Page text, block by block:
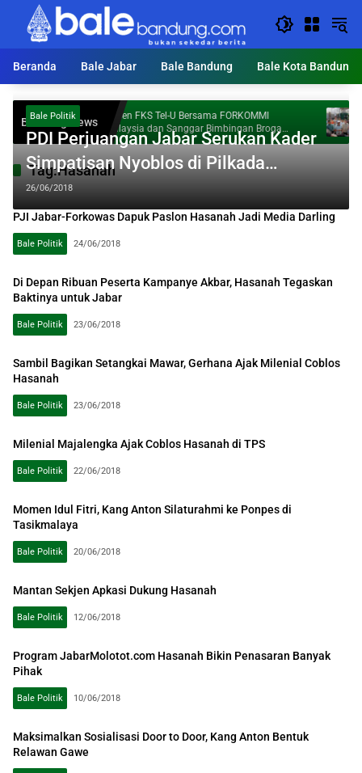
Langsung
konten
Beranda
Bale Jabar Bale Bandung Bale Kota Bandung
Breaking NewsDosen FKS Tel-U Bersama FORKOMMI
Malaysia dan Sanggar Bimbingan Broga
Perkuat Kolaborasi Internasional melalui
Pengabdian kepada Masyarakat
KDS
Ton
Tag:Hasanah
Bale Politik
PDI Perjuangan Jabar Serukan Kader
Simpatisan Nyoblos di Pilkada
Serentak
26/06/2018
PJI Jabar-Forkowas Dapuk Paslon Hasanah Jadi Media Darling
Bale Politik 24/06/2018
Di Depan Ribuan Peserta Kampanye Akbar, Hasanah Tegaskan
Baktinya untuk Jabar
Bale Politik 23/06/2018
Sambil Bagikan Setangkai Mawar, Gerhana Ajak Milenial Coblos
Hasanah
Bale Politik 23/06/2018
Milenial Majalengka Ajak Coblos Hasanah di TPS
Bale Politik 22/06/2018
Momen Idul Fitri, Kang Anton Silaturahmi ke Ponpes di
Tasikmalaya
Bale Politik 20/06/2018
Mantan Sekjen Apkasi Dukung Hasanah
Bale Politik 12/06/2018
Program JabarMolotot.com Hasanah Bikin Penasaran Banyak
Pihak
Bale Politik 10/06/2018
Maksimalkan Sosialisasi Door to Door, Kang Anton Bentuk
Relawan Gawe